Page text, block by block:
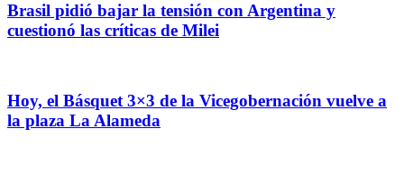
Brasil pidió bajar la tensión con Argentina y
cuestionó las críticas de Milei
Hoy, el Básquet 3×3 de la Vicegobernación vuelve a
la plaza La Alameda